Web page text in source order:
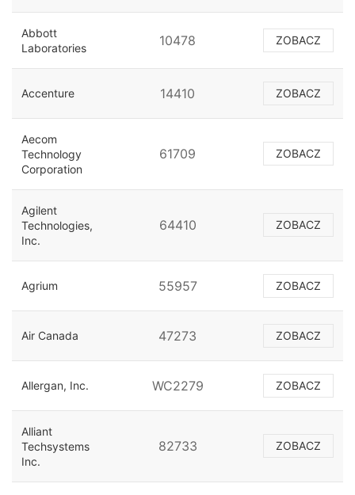
Abbott
Laboratories
10478 ZOBACZ
Accenture 14410 ZOBACZ
Aecom
Technology
Corporation
61709 ZOBACZ
Agilent
Technologies,
Inc.
64410 ZOBACZ
Agrium 55957 ZOBACZ
Air Canada 47273 ZOBACZ
Allergan, Inc. WC2279 ZOBACZ
Alliant
Techsystems
Inc.
82733 ZOBACZ